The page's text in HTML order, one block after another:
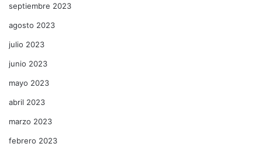
septiembre 2023
agosto 2023
julio 2023
junio 2023
mayo 2023
abril 2023
marzo 2023
febrero 2023